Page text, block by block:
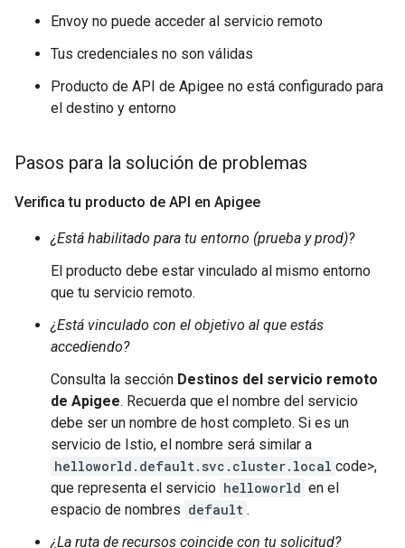
Envoy no puede acceder al servicio remoto
Tus credenciales no son válidas
Producto de API de Apigee no está configurado para
el destino y entorno
Pasos para la solución de problemas
Verifica tu producto de API en Apigee
¿Está habilitado para tu entorno (prueba y prod)?
El producto debe estar vinculado al mismo entorno
que tu servicio remoto.
¿Está vinculado con el objetivo al que estás
accediendo?
Consulta la sección Destinos del servicio remoto
de Apigee. Recuerda que el nombre del servicio
debe ser un nombre de host completo. Si es un
servicio de Istio, el nombre será similar a
helloworld.default.svc.cluster.local code>,
que representa el servicio helloworld en el
espacio de nombres default .
¿La ruta de recursos coincide con tu solicitud?